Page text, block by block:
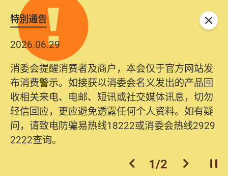
特別通告
2026.06.29
消委会提醒消费者及商户，本会仅于官方网站发
布消费警示。如接获以消委会名义发出的产品回
收相关来电、电邮、短讯或社交媒体讯息，切勿
轻信回应，更应避免透露任何个人资料。如有疑
问，请致电防骗易热线18222或消委会热线2929
2222查询。
上一个
1/2 下一个开
关闭